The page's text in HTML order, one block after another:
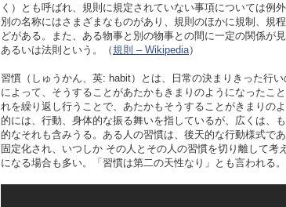
く）とも呼ばれ、規則に規定されていない事項については例
別の名称にはさまざまなものがあり、規則のほかに規制、規
どがある。また、ある物事と別の物事との間に一定の関係が
あるいは法則という。（ 規則 – Wikipedia）
習慣（しゅうかん、英: habit）とは、日常の決まりきった行
によって、そうすることがあたかもきまりのようになったこ
れを繰り返し行うことで、あたかもそうすることがきまりの
的には、行動、身体的な振る舞いを指しているが、広くは、
的なそれも含みうる。ある人の習慣は、後天的な行動様式で
固定化され、いつしか その人とその人の習慣を切り離して考
になる場合も多い。「習慣は第二の天性なり」とも言われる